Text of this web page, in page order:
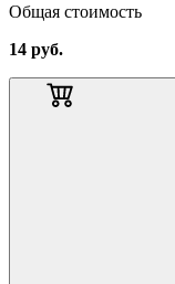
Общая стоимость
14 руб.